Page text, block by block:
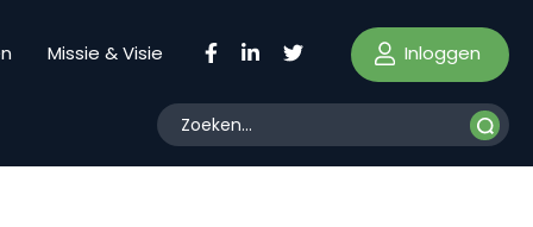
Missie & Visie Inloggen